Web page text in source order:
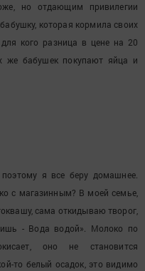
но отдающим привилегии
которая кормила своих
кого разница в цене на 20
же бабушек покупают яйца и
я все беру домашнее.
с магазинным? В моей семье,
сама откидываю творог,
- Вода водой». Молоко по
оно не становится
то белый осадок, это видимо